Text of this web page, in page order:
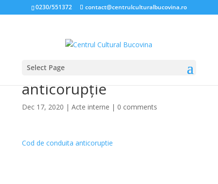
0230/551372 contact@centrulculturalbucovina.ro
Select Page
Cod de conduită
anticorupție
Dec 17, 2020 | Acte interne | 0 comments
Cod de conduita anticoruptie